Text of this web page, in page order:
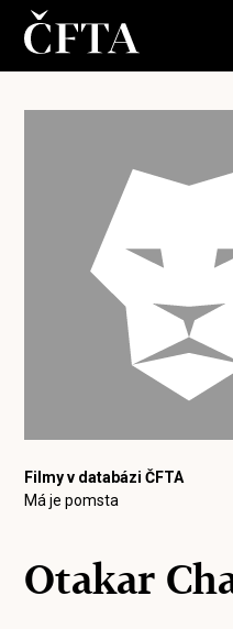
Filmy v databázi ČFTA
Má je pomsta
Otakar